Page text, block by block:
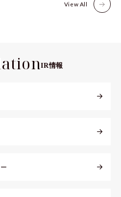
View All
IR情報